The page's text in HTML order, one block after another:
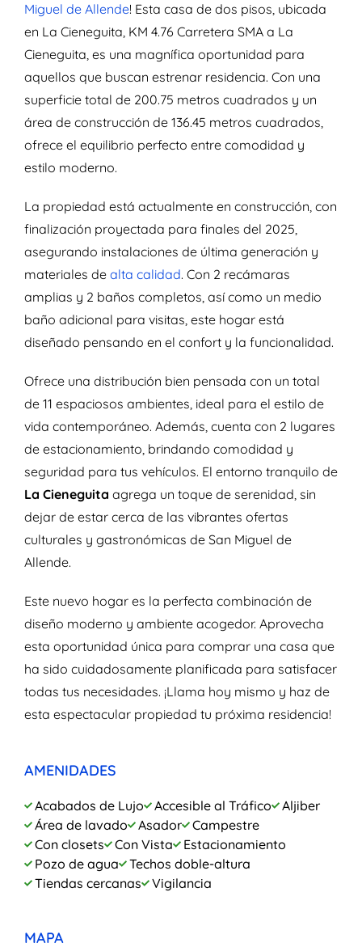
Miguel de Allende! Esta casa de dos pisos, ubicada
en La Cieneguita, KM 4.76 Carretera SMA a La
Cieneguita, es una magnífica oportunidad para
aquellos que buscan estrenar residencia. Con una
superficie total de 200.75 metros cuadrados y un
área de construcción de 136.45 metros cuadrados,
ofrece el equilibrio perfecto entre comodidad y
estilo moderno.
La propiedad está actualmente en construcción, con
finalización proyectada para finales del 2025,
asegurando instalaciones de última generación y
materiales de alta calidad. Con 2 recámaras
amplias y 2 baños completos, así como un medio
baño adicional para visitas, este hogar está
diseñado pensando en el confort y la funcionalidad.
Ofrece una distribución bien pensada con un total
de 11 espaciosos ambientes, ideal para el estilo de
vida contemporáneo. Además, cuenta con 2 lugares
de estacionamiento, brindando comodidad y
seguridad para tus vehículos. El entorno tranquilo de
La Cieneguita agrega un toque de serenidad, sin
dejar de estar cerca de las vibrantes ofertas
culturales y gastronómicas de San Miguel de
Allende.
Este nuevo hogar es la perfecta combinación de
diseño moderno y ambiente acogedor. Aprovecha
esta oportunidad única para comprar una casa que
ha sido cuidadosamente planificada para satisfacer
todas tus necesidades. ¡Llama hoy mismo y haz de
esta espectacular propiedad tu próxima residencia!
AMENIDADES
Acabados de Lujo Accesible al Tráfico
Aljiber
Área de lavado
Asador
Campestre
Con closets
Con Vista
Estacionamiento
Pozo de agua
Techos doble-altura
Tiendas cercanas
Vigilancia
MAPA